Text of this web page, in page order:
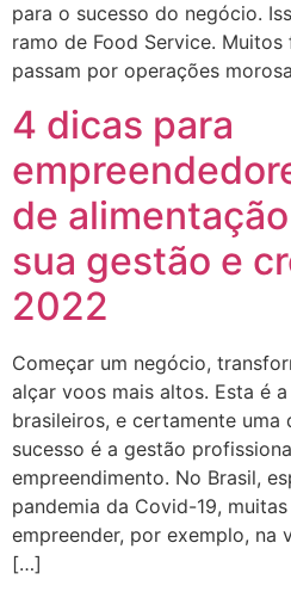
para o sucesso do negócio.
ramo de Food Service.
passam por operações
4 dicas para
de
sua gestão e
2022
Começar um negócio,
alçar voos mais altos. Esta é
brasileiros, e certamente uma
sucesso é a gestão
empreendimento. No Brasil,
pandemia da Covid-19,
empreender, por exemplo, na
[…]